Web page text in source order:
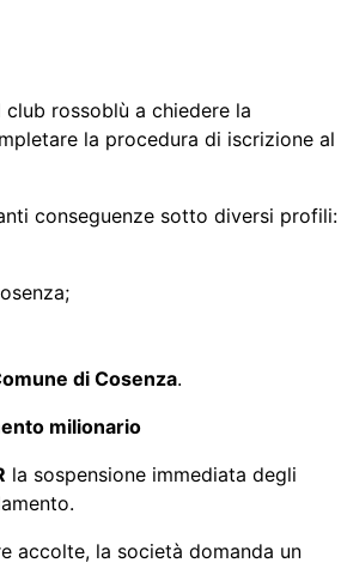
rossoblù a chiedere la
la procedura di iscrizione al
conseguenze sotto diversi profili:
di Cosenza.
milionario
la sospensione immediata degli
accolte, la società domanda un